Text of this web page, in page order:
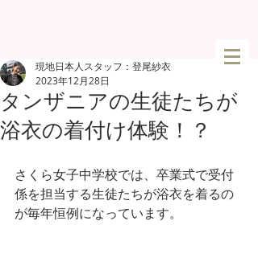
タンザニアの生徒たちが
浴衣の着付け体験！？
現地日本人スタッフ：登尾紗衣
2023年12月28日
さくら女子中学校では、卒業式で受付
係を担当する生徒たちが浴衣を着るの
が毎年恒例になっています。